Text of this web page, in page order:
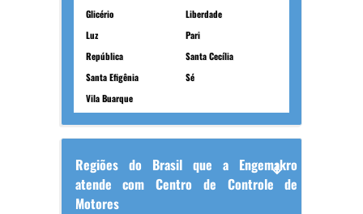
Glicério
Liberdade
Luz
Pari
República
Santa Cecília
Santa Efigênia
Sé
Vila Buarque
Regiões do Brasil que a Engemakro
atende com Centro de Controle de
Motores